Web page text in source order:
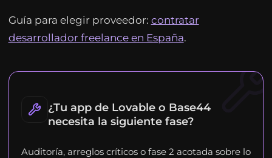
Guía para elegir proveedor: contratar
desarrollador freelance en España.
¿Tu app de Lovable o Base44
necesita la siguiente fase?
Auditoría, arreglos críticos o fase 2 acotada sobre lo